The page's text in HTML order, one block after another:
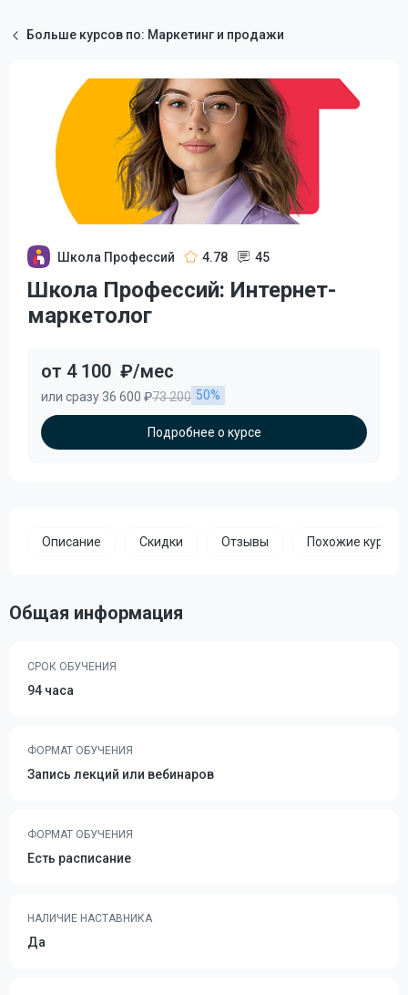
Больше курсов по: Маркетинг и продажи
Школа Профессий 4.78 45
Школа Профессий: Интернет-
маркетолог
от 4 100 ₽/мес
или сразу 36 600 ₽73 200 50%
Подробнее о курсе
Описание Скидки Отзывы Похожие курсы
Общая информация
СРОК ОБУЧЕНИЯ
94 часа
ФОРМАТ ОБУЧЕНИЯ
Запись лекций или вебинаров
ФОРМАТ ОБУЧЕНИЯ
Есть расписание
НАЛИЧИЕ НАСТАВНИКА
Да